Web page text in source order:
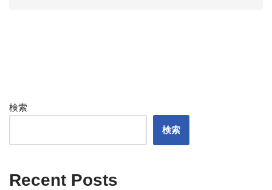
検索
検索
Recent Posts